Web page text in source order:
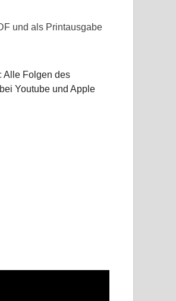
und als Printausgabe
Alle Folgen des
Youtube und Apple